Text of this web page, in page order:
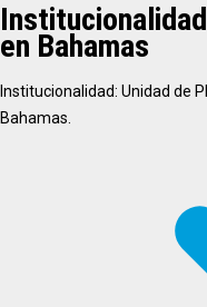
en Bahamas
Institucionalidad: Unidad de
Bahamas.